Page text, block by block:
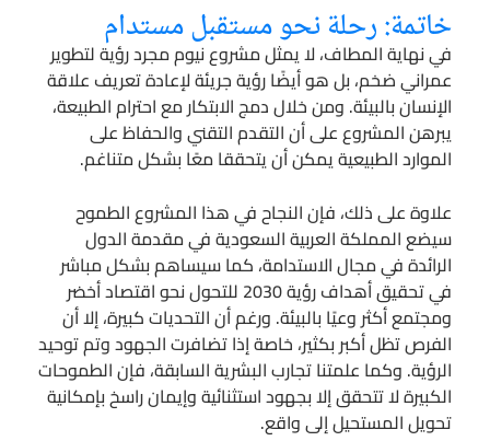
خاتمة: رحلة نحو مستقبل مستدام
في نهاية المطاف، لا يمثل مشروع نيوم مجرد رؤية لتطوير
عمراني ضخم، بل هو أيضًا رؤية جريئة لإعادة تعريف علاقة
الإنسان بالبيئة. ومن خلال دمج الابتكار مع احترام الطبيعة،
يبرهن المشروع على أن التقدم التقني والحفاظ على
الموارد الطبيعية يمكن أن يتحققا معًا بشكل متناغم.
علاوة على ذلك، فإن النجاح في هذا المشروع الطموح
سيضع المملكة العربية السعودية في مقدمة الدول
الرائدة في مجال الاستدامة، كما سيساهم بشكل مباشر
في تحقيق أهداف رؤية 2030 للتحول نحو اقتصاد أخضر
ومجتمع أكثر وعيًا بالبيئة. ورغم أن التحديات كبيرة، إلا أن
الفرص تظل أكبر بكثير، خاصة إذا تضافرت الجهود وتم توحيد
الرؤية. وكما علمتنا تجارب البشرية السابقة، فإن الطموحات
الكبيرة لا تتحقق إلا بجهود استثنائية وإيمان راسخ بإمكانية
تحويل المستحيل إلى واقع.